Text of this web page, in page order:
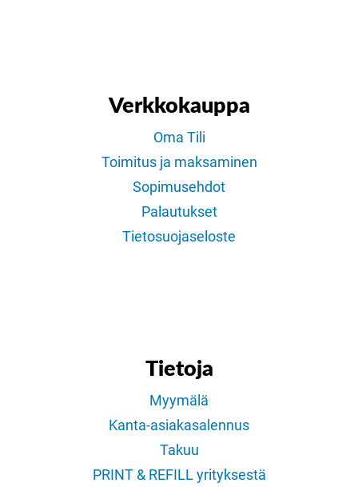
Verkkokauppa
Oma Tili
Toimitus ja maksaminen
Sopimusehdot
Palautukset
Tietosuojaseloste
Tietoja
Myymälä
Kanta-asiakasalennus
Takuu
PRINT & REFILL yrityksestä